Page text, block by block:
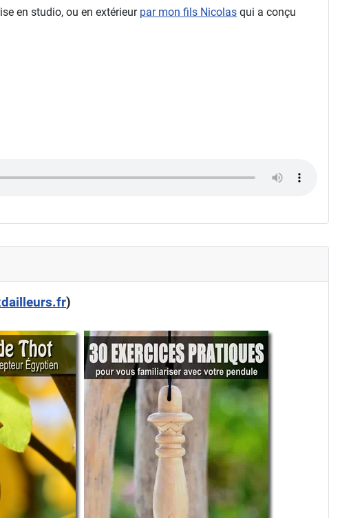
en studio, ou en extérieur par mon fils Nicolas qui a conçu
)